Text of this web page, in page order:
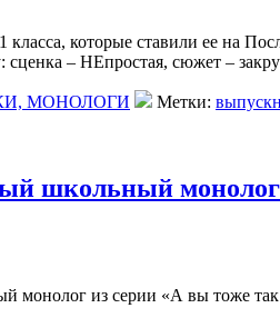
которые ставили ее на
– НЕпростая, сюжет –
МОНОЛОГИ Метки:
школьный
монолог из серии «А вы тоже